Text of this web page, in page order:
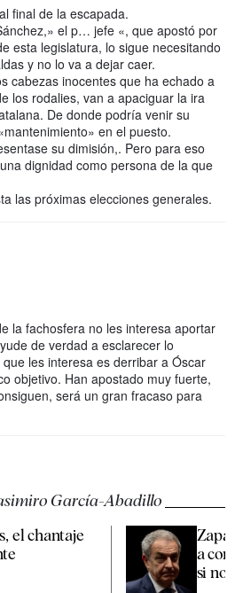
final de la escapada.
el p… jefe «, que apostó por
esta legislatura, lo sigue necesitando
y no lo va a dejar caer.
cabezas inocentes que ha echado a
los rodalies, van a apaciguar la ira
De donde podría venir su
en el puesto.
su dimisión,. Pero para eso
dignidad como persona de la que
las próximas elecciones generales.
la fachosfera no les interesa aportar
de verdad a esclarecer lo
les interesa es derribar a Óscar
objetivo. Han apostado muy fuerte,
será un gran fracaso para
García-Abadillo
el chantaje
a
si nos